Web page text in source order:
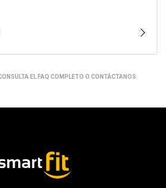
EL FAQ COMPLETO O CONTÁCTANOS